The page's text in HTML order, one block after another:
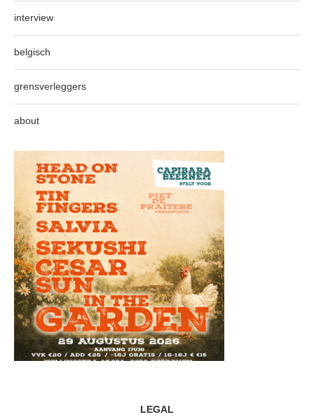
interview
belgisch
grensverleggers
about
LEGAL